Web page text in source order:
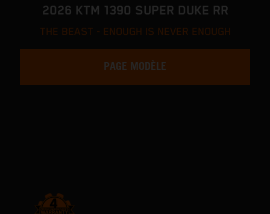
2026 KTM 1390 SUPER DUKE RR
THE BEAST - ENOUGH IS NEVER ENOUGH
PAGE MODÈLE